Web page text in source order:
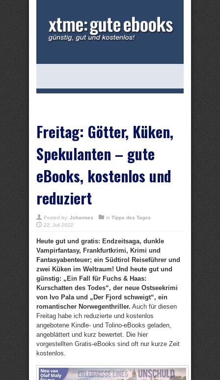
Freitag: Götter, Küken,
Spekulanten – gute
eBooks, kostenlos und
reduziert
Posted by: Johannes in Tipps des Tages
22. Juli 2022
Heute gut und gratis: Endzeitsaga, dunkle
Vampirfantasy, Frankfurtkrimi, Krimi und
Fantasyabenteuer; ein Südtirol Reiseführer und
zwei Küken im Weltraum! Und heute gut und
günstig: „Ein Fall für Fuchs & Haas:
Kurschatten des Todes“, der neue Ostseekrimi
von Ivo Pala und „Der Fjord schweigt“, ein
romantischer Norwegenthriller. Auch für diesen
Freitag habe ich reduzierte und kostenlos
angebotene Kindle- und Tolino-eBooks geladen,
angeblättert und kurz bewertet. Die hier
vorgestellten Gratis-eBooks sind oft nur kurze Zeit
kostenlos.